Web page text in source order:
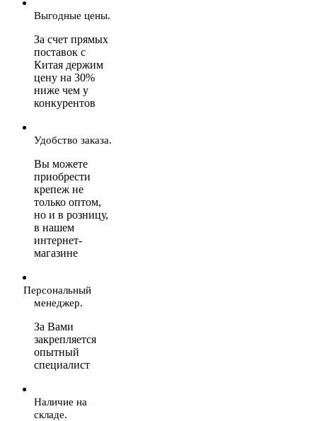
Выгодные цены.
За счет прямых
поставок с
Китая держим
цену на 30%
ниже чем у
конкурентов
Удобство заказа.
Вы можете
приобрести
крепеж не
только оптом,
но и в розницу,
в нашем
интернет-
магазине
Персональный
менеджер.
За Вами
закрепляется
опытный
специалист
Наличие на
складе.